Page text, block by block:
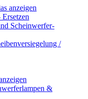
anzeigen
Scheinwerfer-
/
&